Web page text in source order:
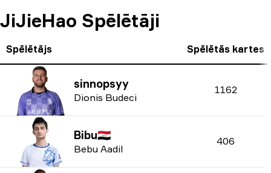
JiJieHao Spēlētāji
Spēlētājs Spēlētās kartes
sinnopsyy
Dionis Budeci
1162
Bibu🇮🇶
Bebu Aadil
406